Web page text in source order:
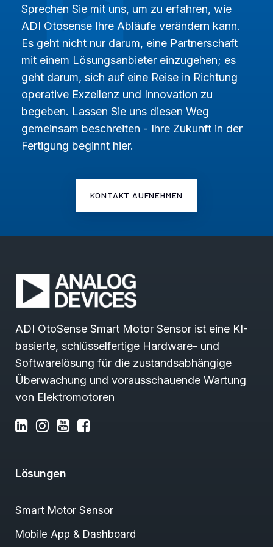
Sprechen Sie mit uns, um zu erfahren, wie
ADI Otosense Ihre Abläufe verändern kann.
Es geht nicht nur darum, eine Partnerschaft
mit einem Lösungsanbieter einzugehen; es
geht darum, sich auf eine Reise in Richtung
operative Exzellenz und Innovation zu
begeben. Lassen Sie uns diesen Weg
gemeinsam beschreiten - Ihre Zukunft in der
Fertigung beginnt hier.
KONTAKT AUFNEHMEN
ADI OtoSense Smart Motor Sensor ist eine KI-
basierte, schlüsselfertige Hardware- und
Softwarelösung für die zustandsabhängige
Überwachung und vorausschauende Wartung
von Elektromotoren
Lösungen
Smart Motor Sensor
Mobile App & Dashboard